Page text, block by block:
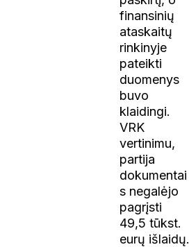
finansinių
ataskaitų
rinkinyje
pateikti
duomenys
buvo
klaidingi.
VRK
vertinimu,
partija
dokumentai
s negalėjo
pagrįsti
49,5 tūkst.
eurų išlaidų.